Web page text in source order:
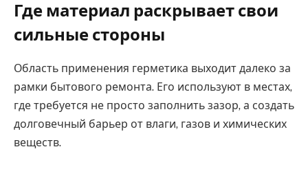
Где материал раскрывает свои
сильные стороны
Область применения герметика выходит далеко за
рамки бытового ремонта. Его используют в местах,
где требуется не просто заполнить зазор, а создать
долговечный барьер от влаги, газов и химических
веществ.